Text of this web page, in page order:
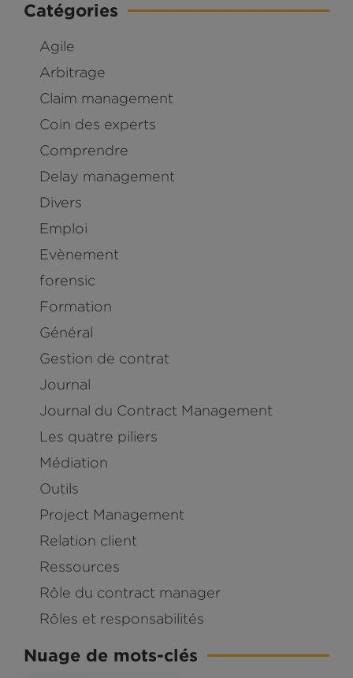
Catégories
Agile
Arbitrage
Claim management
Coin des experts
Comprendre
Delay management
Divers
Emploi
Evènement
forensic
Formation
Général
Gestion de contrat
Journal
Journal du Contract Management
Les quatre piliers
Médiation
Outils
Project Management
Relation client
Ressources
Rôle du contract manager
Rôles et responsabilités
Nuage de mots-clés